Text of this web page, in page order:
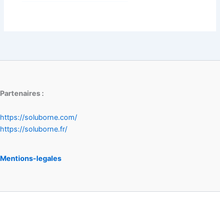
Partenaires :
https://soluborne.com/
https://soluborne.fr/
Mentions-legales